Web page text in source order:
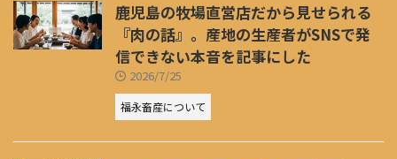
鹿児島の牧場直営店だから見せられる
『肉の話』。産地の生産者がSNSで発
信できない本音を記事にした
2026/7/25
福永畜産について